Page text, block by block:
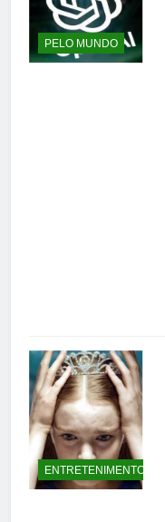
PELO MUNDO
ENTRETENIMENTO